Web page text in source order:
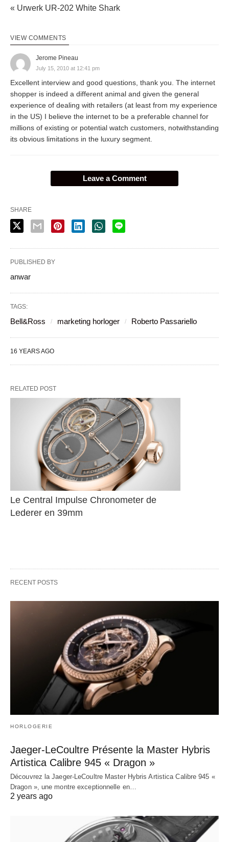
« Urwerk UR-202 White Shark
VIEW COMMENTS
Jerome Pineau
July 15, 2010 at 12:41 pm
Excellent interview and good questions, thank you. The internet
shopper is indeed a different animal and given the general
experience of dealing with retailers (at least from my experience
in the US) I believe the internet to be a preferable channel for
millions of existing or potential watch customers, notwithstanding
its obvious limitations in the luxury segment.
Leave a Comment
SHARE
PUBLISHED BY
anwar
TAGS:
Bell&Ross marketing horloger Roberto Passariello
16 YEARS AGO
RELATED POST
Le Central Impulse Chronometer de
Lederer en 39mm
RECENT POSTS
HORLOGERIE
Jaeger-LeCoultre Présente la Master Hybris
Artistica Calibre 945 « Dragon »
Découvrez la Jaeger-LeCoultre Master Hybris Artistica Calibre 945 «
Dragon », une montre exceptionnelle en…
2 years ago